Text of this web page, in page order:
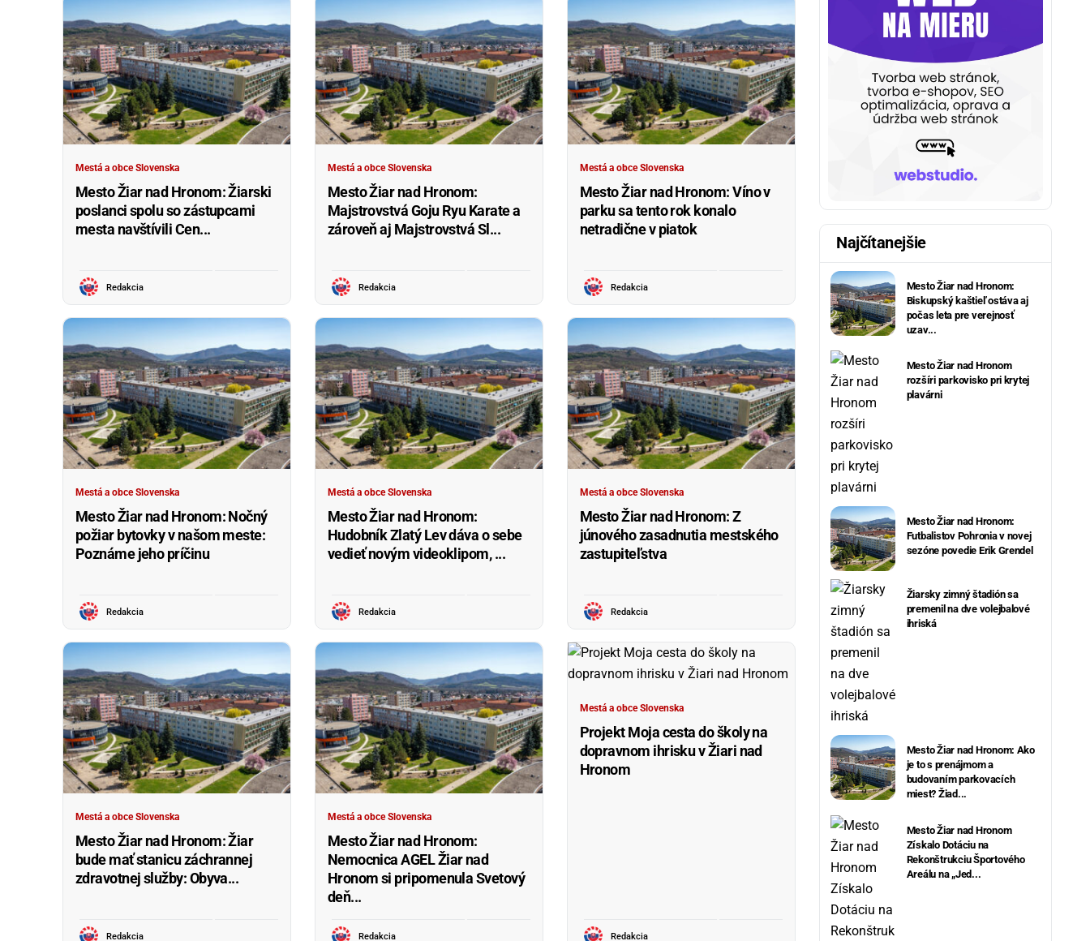
Mestá a obce Slovenska
Mesto Žiar nad Hronom: Žiarski
poslanci spolu so zástupcami
mesta navštívili Cen...
Redakcia
Mestá a obce Slovenska
Mesto Žiar nad Hronom:
Majstrovstvá Goju Ryu Karate a
zároveň aj Majstrovstvá Sl...
Redakcia
Mestá a obce Slovenska
Mesto Žiar nad Hronom: Víno v
parku sa tento rok konalo
netradične v piatok
Redakcia
Mestá a obce Slovenska
Mesto Žiar nad Hronom: Nočný
požiar bytovky v našom meste:
Poznáme jeho príčinu
Redakcia
Mestá a obce Slovenska
Mesto Žiar nad Hronom:
Hudobník Zlatý Lev dáva o sebe
vedieť novým videoklipom, ...
Redakcia
Mestá a obce Slovenska
Mesto Žiar nad Hronom: Z
júnového zasadnutia mestského
zastupiteľstva
Redakcia
Mestá a obce Slovenska
Mesto Žiar nad Hronom: Žiar
bude mať stanicu záchrannej
zdravotnej služby: Obyva...
Redakcia
Mestá a obce Slovenska
Mesto Žiar nad Hronom:
Nemocnica AGEL Žiar nad
Hronom si pripomenula Svetový
deň...
Redakcia
Mestá a obce Slovenska
Projekt Moja cesta do školy na
dopravnom ihrisku v Žiari nad
Hronom
Redakcia
Najčítanejšie
Mesto Žiar nad Hronom:
Biskupský kaštieľ ostáva aj
počas leta pre verejnosť
uzav...
Mesto Žiar nad Hronom
rozšíri parkovisko pri krytej
plavárni
Mesto Žiar nad Hronom:
Futbalistov Pohronia v novej
sezóne povedie Erik Grendel
Žiarsky zimný štadión sa
premenil na dve volejbalové
ihriská
Mesto Žiar nad Hronom: Ako
je to s prenájmom a
budovaním parkovacích
miest? Žiad...
Mesto Žiar nad Hronom
Získalo Dotáciu na
Rekonštrukciu Športového
Areálu na „Jed...